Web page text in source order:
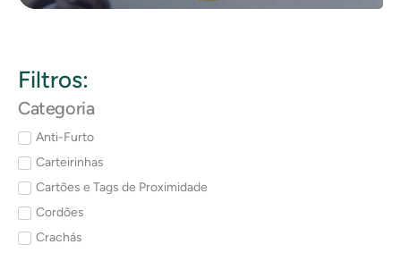
Filtros:
Categoria
Anti-Furto
Carteirinhas
Cartões e Tags de Proximidade
Cordões
Crachás